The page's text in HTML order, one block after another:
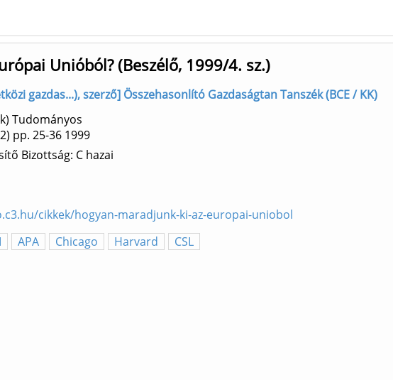
Unióból? (Beszélő, 1999/4. sz.)
gazdas...), szerző] Összehasonlító Gazdaságtan Tanszék (BCE / KK)
Tudományos
pp. 25-36 1999
Bizottság: C hazai
cikkek/hogyan-maradjunk-ki-az-europai-uniobol
APA Chicago Harvard CSL